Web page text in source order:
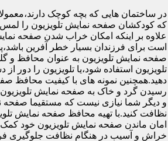
در ساختمان هایی که بچه کوچک
که کودکشان صفحه نمایش تلویزیون را لمس
علاوه بر اینکه امکان خراب شدن صفحه
است برای فرزندان بسیار خطر آفرین
صفحه نمایش تلویزیون به عنوان محافظ و
تلویزیون استفاده شود،یا تلویزیون را دور
دهید.همچنین نمونه های با کیفیت محافظ
رسیدن گرد و خاک به صفحه نمایش
و دیگر شما نیازی نیست که مستقیما صفحه
نظافت کنید.با تهیه محافظ صفحه نمایش
امان ماندن صفحه نمایش تلویزیون خود
خراش و آسیب در هنگام نظافت جلوگیری